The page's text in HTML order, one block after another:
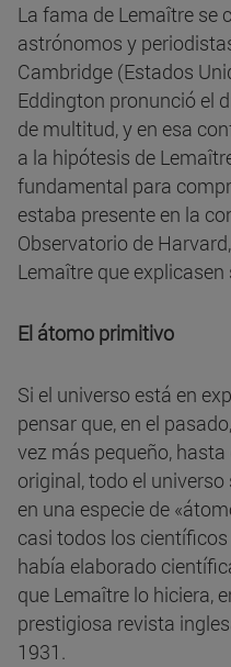
La fama de Lemaître se
astrónomos y
Cambridge (Estados
Eddington pronunció el
de multitud, y en esa
a la hipótesis de
fundamental para
estaba presente en la
Observatorio de
Lemaître que explicasen
El átomo primitivo
Si el universo está en
pensar que, en el
vez más pequeño,
original, todo el
en una especie de
casi todos los
había elaborado
que Lemaître lo hiciera,
prestigiosa revista
1931.